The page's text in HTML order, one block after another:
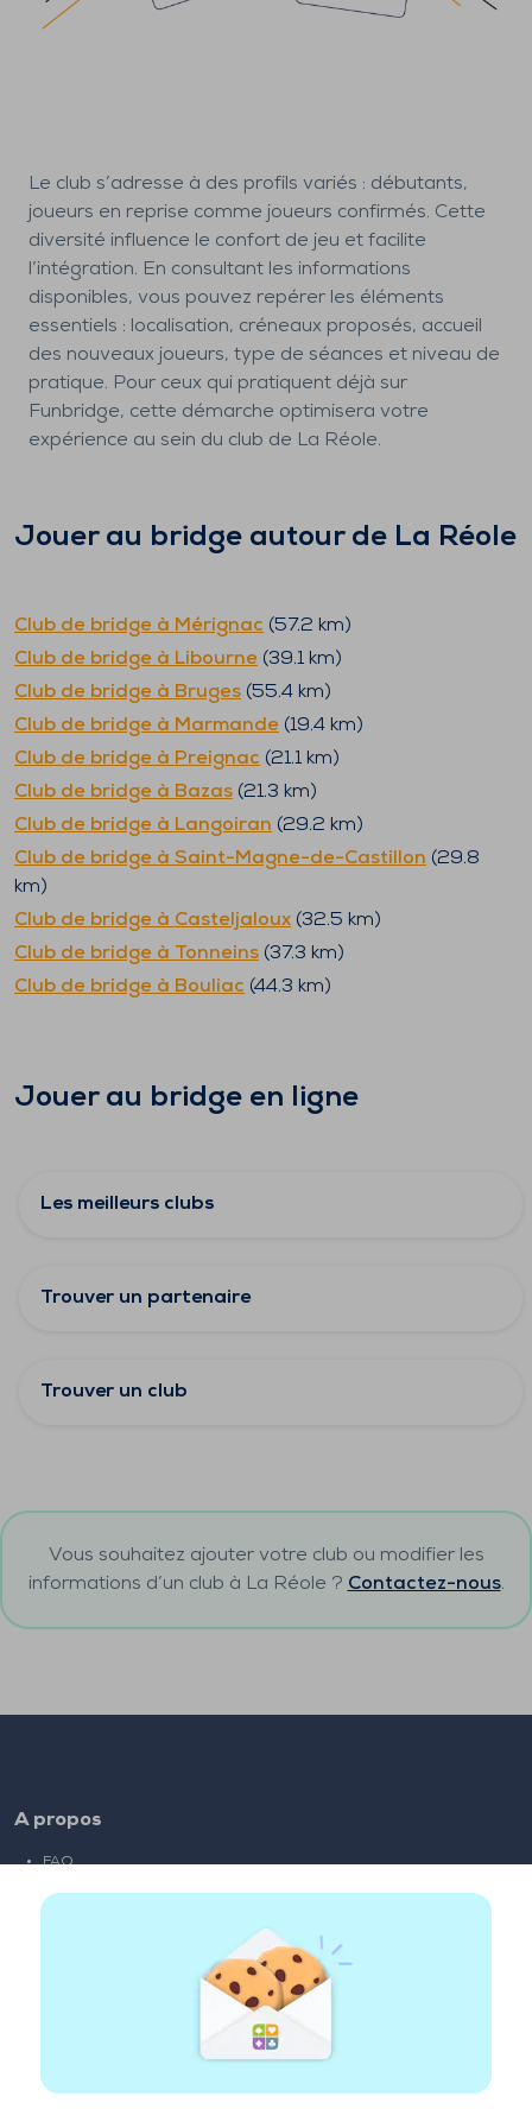
Le club s’adresse à des profils variés : débutants,
joueurs en reprise comme joueurs confirmés. Cette
diversité influence le confort de jeu et facilite
l’intégration. En consultant les informations
disponibles, vous pouvez repérer les éléments
essentiels : localisation, créneaux proposés, accueil
des nouveaux joueurs, type de séances et niveau de
pratique. Pour ceux qui pratiquent déjà sur
Funbridge, cette démarche optimisera votre
expérience au sein du club de La Réole.
Jouer au bridge autour de La Réole
Club de bridge à Mérignac (57.2 km)
Club de bridge à Libourne (39.1 km)
Club de bridge à Bruges (55.4 km)
Club de bridge à Marmande (19.4 km)
Club de bridge à Preignac (21.1 km)
Club de bridge à Bazas (21.3 km)
Club de bridge à Langoiran (29.2 km)
Club de bridge à Saint-Magne-de-Castillon (29.8
km)
Club de bridge à Casteljaloux (32.5 km)
Club de bridge à Tonneins (37.3 km)
Club de bridge à Bouliac (44.3 km)
Jouer au bridge en ligne
Les meilleurs clubs
Trouver un partenaire
Trouver un club
Vous souhaitez ajouter votre club ou modifier les
informations d’un club à La Réole ? Contactez-nous.
A propos
FAQ
Liens partenaires